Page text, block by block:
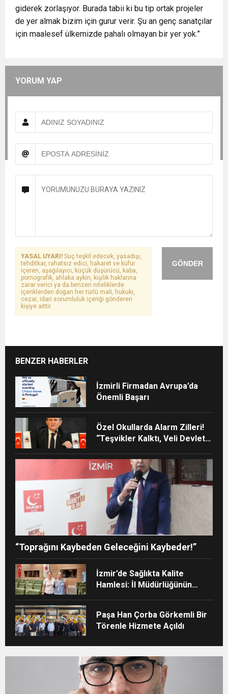
giderek zorlaşıyor. Burada tabii ki bu tip ortak projeler
de yer almak bizim için gurur verir. Şu an genç sanatçılar
için maalesef ülkemizde pahalı olmayan bir yer yok.”
YORUM YAP
GÖNDER
YASAL UYARI! Suç teşkil edecek, yasadışı,
tehditkar, rahatsız edici, hakaret ve küfür
içeren, aşağılayıcı, küçük düşürücü, kaba,
pornografik, ahlaka aykırı, kişilik haklarına
zarar verici ya da benzeri niteliklerde
içeriklerden doğan her türlü mali, hukuki,
cezai, idari sorumluluk içeriği gönderen
kişiye aittir.
BENZER HABERLER
İzmirli Firmadan Avrupa’da
Önemli Başarı
Özel Okullarda Alarm Zilleri!
“Teşvikler Kalktı, Veli Devlet
“Toprağını Kaybeden Geleceğini Kaybeder!”
İzmir’de Sağlıkta Kalite
Hamlesi: İl Müdürlüğünün
Paşa Han Çorba Görkemli Bir
Törenle Hizmete Açıldı